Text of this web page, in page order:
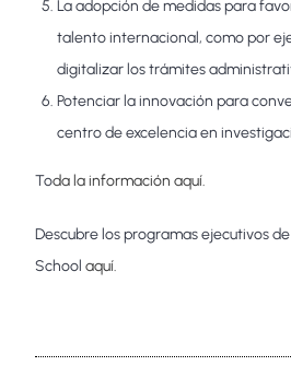
La adopción de medidas para
talento internacional, como por
digitalizar los trámites
Potenciar la innovación para
centro de excelencia en
Toda la información aquí.
Descubre los programas ejecutivos
Schoolaquí.